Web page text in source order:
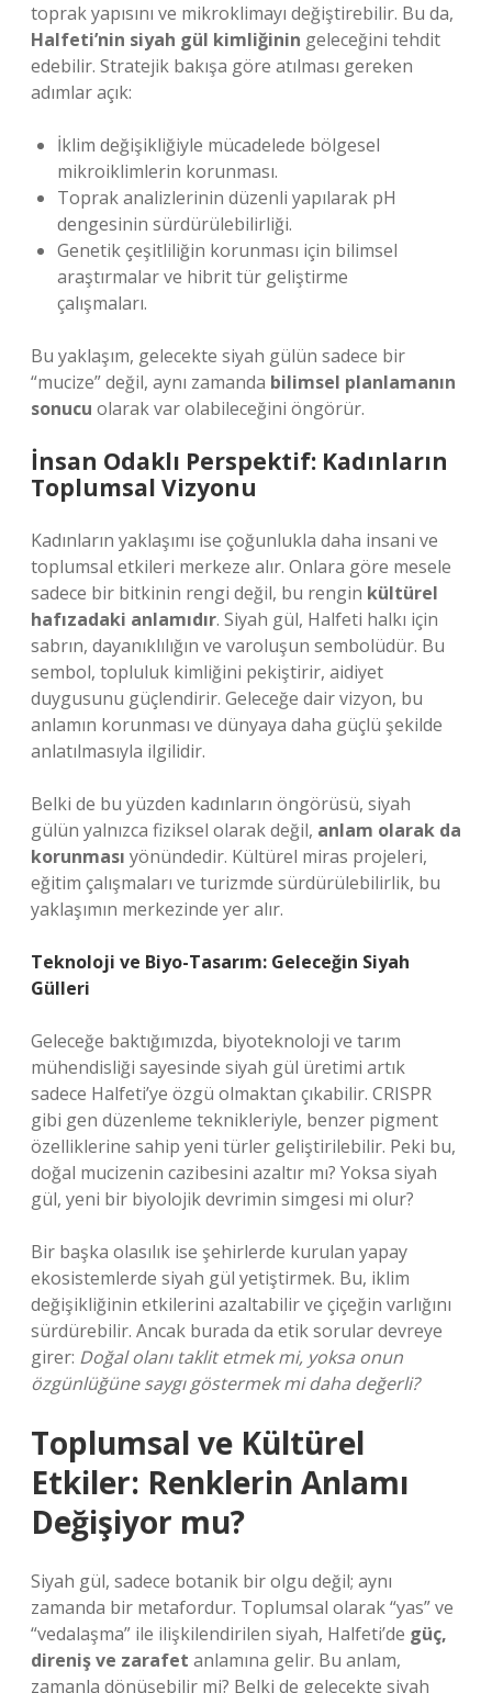
toprak yapısını ve mikroklimayı değiştirebilir. Bu da,
Halfeti’nin siyah gül kimliğinin geleceğini tehdit
edebilir. Stratejik bakışa göre atılması gereken
adımlar açık:
İklim değişikliğiyle mücadelede bölgesel
mikroiklimlerin korunması.
Toprak analizlerinin düzenli yapılarak pH
dengesinin sürdürülebilirliği.
Genetik çeşitliliğin korunması için bilimsel
araştırmalar ve hibrit tür geliştirme
çalışmaları.
Bu yaklaşım, gelecekte siyah gülün sadece bir
“mucize” değil, aynı zamanda bilimsel planlamanın
sonucu olarak var olabileceğini öngörür.
İnsan Odaklı Perspektif: Kadınların
Toplumsal Vizyonu
Kadınların yaklaşımı ise çoğunlukla daha insani ve
toplumsal etkileri merkeze alır. Onlara göre mesele
sadece bir bitkinin rengi değil, bu rengin kültürel
hafızadaki anlamıdır. Siyah gül, Halfeti halkı için
sabrın, dayanıklılığın ve varoluşun sembolüdür. Bu
sembol, topluluk kimliğini pekiştirir, aidiyet
duygusunu güçlendirir. Geleceğe dair vizyon, bu
anlamın korunması ve dünyaya daha güçlü şekilde
anlatılmasıyla ilgilidir.
Belki de bu yüzden kadınların öngörüsü, siyah
gülün yalnızca fiziksel olarak değil, anlam olarak da
korunması yönündedir. Kültürel miras projeleri,
eğitim çalışmaları ve turizmde sürdürülebilirlik, bu
yaklaşımın merkezinde yer alır.
Teknoloji ve Biyo-Tasarım: Geleceğin Siyah
Gülleri
Geleceğe baktığımızda, biyoteknoloji ve tarım
mühendisliği sayesinde siyah gül üretimi artık
sadece Halfeti’ye özgü olmaktan çıkabilir. CRISPR
gibi gen düzenleme teknikleriyle, benzer pigment
özelliklerine sahip yeni türler geliştirilebilir. Peki bu,
doğal mucizenin cazibesini azaltır mı? Yoksa siyah
gül, yeni bir biyolojik devrimin simgesi mi olur?
Bir başka olasılık ise şehirlerde kurulan yapay
ekosistemlerde siyah gül yetiştirmek. Bu, iklim
değişikliğinin etkilerini azaltabilir ve çiçeğin varlığını
sürdürebilir. Ancak burada da etik sorular devreye
girer: Doğal olanı taklit etmek mi, yoksa onun
özgünlüğüne saygı göstermek mi daha değerli?
Toplumsal ve Kültürel
Etkiler: Renklerin Anlamı
Değişiyor mu?
Siyah gül, sadece botanik bir olgu değil; aynı
zamanda bir metafordur. Toplumsal olarak “yas” ve
“vedalaşma” ile ilişkilendirilen siyah, Halfeti’de güç,
direniş ve zarafet anlamına gelir. Bu anlam,
zamanla dönüşebilir mi? Belki de gelecekte siyah